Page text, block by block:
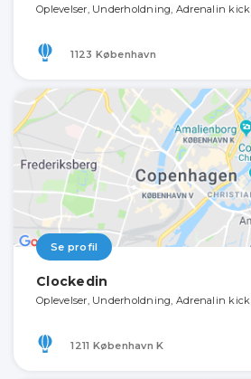
Oplevelser, Underholdning, Adrenalin kick
1123 København
Se profil
Clockedin
Oplevelser, Underholdning, Adrenalin kick
1211 København K